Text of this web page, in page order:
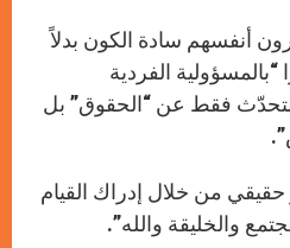
أنفسهم سادة الكون بدلاً
الفردية
فقط عن “الحقوق” بل
من خلال إدراك القيام
والخليقة والله”.